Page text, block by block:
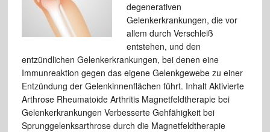
degenerativen
Gelenkerkrankungen, die vor
allem durch Verschleiß
entstehen, und den
entzündlichen Gelenkerkrankungen, bei denen eine
Immunreaktion gegen das eigene Gelenkgewebe zu einer
Entzündung der Gelenkinnenflächen führt. Inhalt Aktivierte
Arthrose Rheumatoide Arthritis Magnetfeldtherapie bei
Gelenkerkrankungen Verbesserte Gehfähigkeit bei
Sprunggelenksarthrose durch die Magnetfeldtherapie